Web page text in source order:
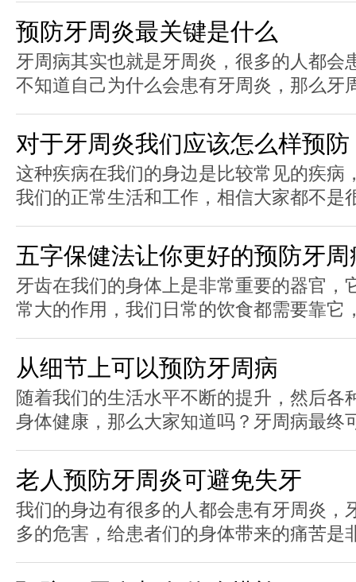
预防牙周炎最关键是什么
牙周病其实也就是牙周炎，很多的人都会
不知道自己为什么会患有牙周炎，那么牙
对于牙周炎我们应该怎么样预防
这种疾病在我们的身边是比较常见的疾病
我们的正常生活和工作，相信大家都不是
五字保健法让你更好的预防牙周
牙齿在我们的身体上是非常重要的器官，
常大的作用，我们日常的饮食都需要靠它
从细节上可以预防牙周病
随着我们的生活水平不断的提升，然后各
身体健康，那么大家知道吗？牙周病最终
老人预防牙周炎可避免失牙
我们的身边有很多的人都会患有牙周炎，
多的危害，给患者们的身体带来的痛苦是